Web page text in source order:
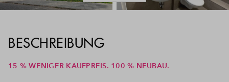
BESCHREIBUNG
15 % WENIGER KAUFPREIS. 100 % NEUBAU.